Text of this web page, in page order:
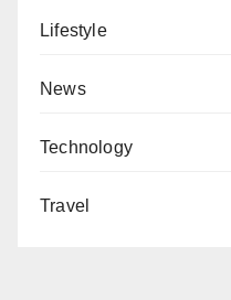
Lifestyle
News
Technology
Travel